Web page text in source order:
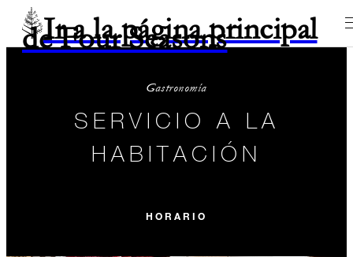
Ir a la página principal
de Four Seasons
Gastronomía
SERVICIO A LA
HABITACIÓN
HORARIO